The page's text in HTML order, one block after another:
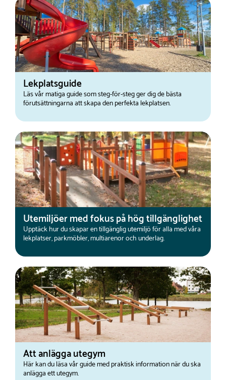
Lekplatsguide
Läs vår matiga guide som steg-för-steg ger dig de bästa
förutsättningarna att skapa den perfekta lekplatsen.
Utemiljöer med fokus på hög tillgänglighet
Upptäck hur du skapar en tillgänglig utemiljö för alla med våra
lekplatser, parkmöbler, multiarenor och underlag.
Att anlägga utegym
Här kan du läsa vår guide med praktisk information när du ska
anlägga ett utegym.